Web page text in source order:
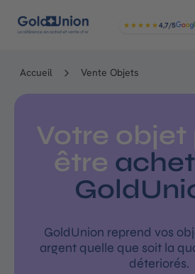
G
d
★★★★★4,7/5
Accueil Vente Objets
Votre objet
être
GoldUnion reprend vos
argent quelle que soit la
déteriorés.